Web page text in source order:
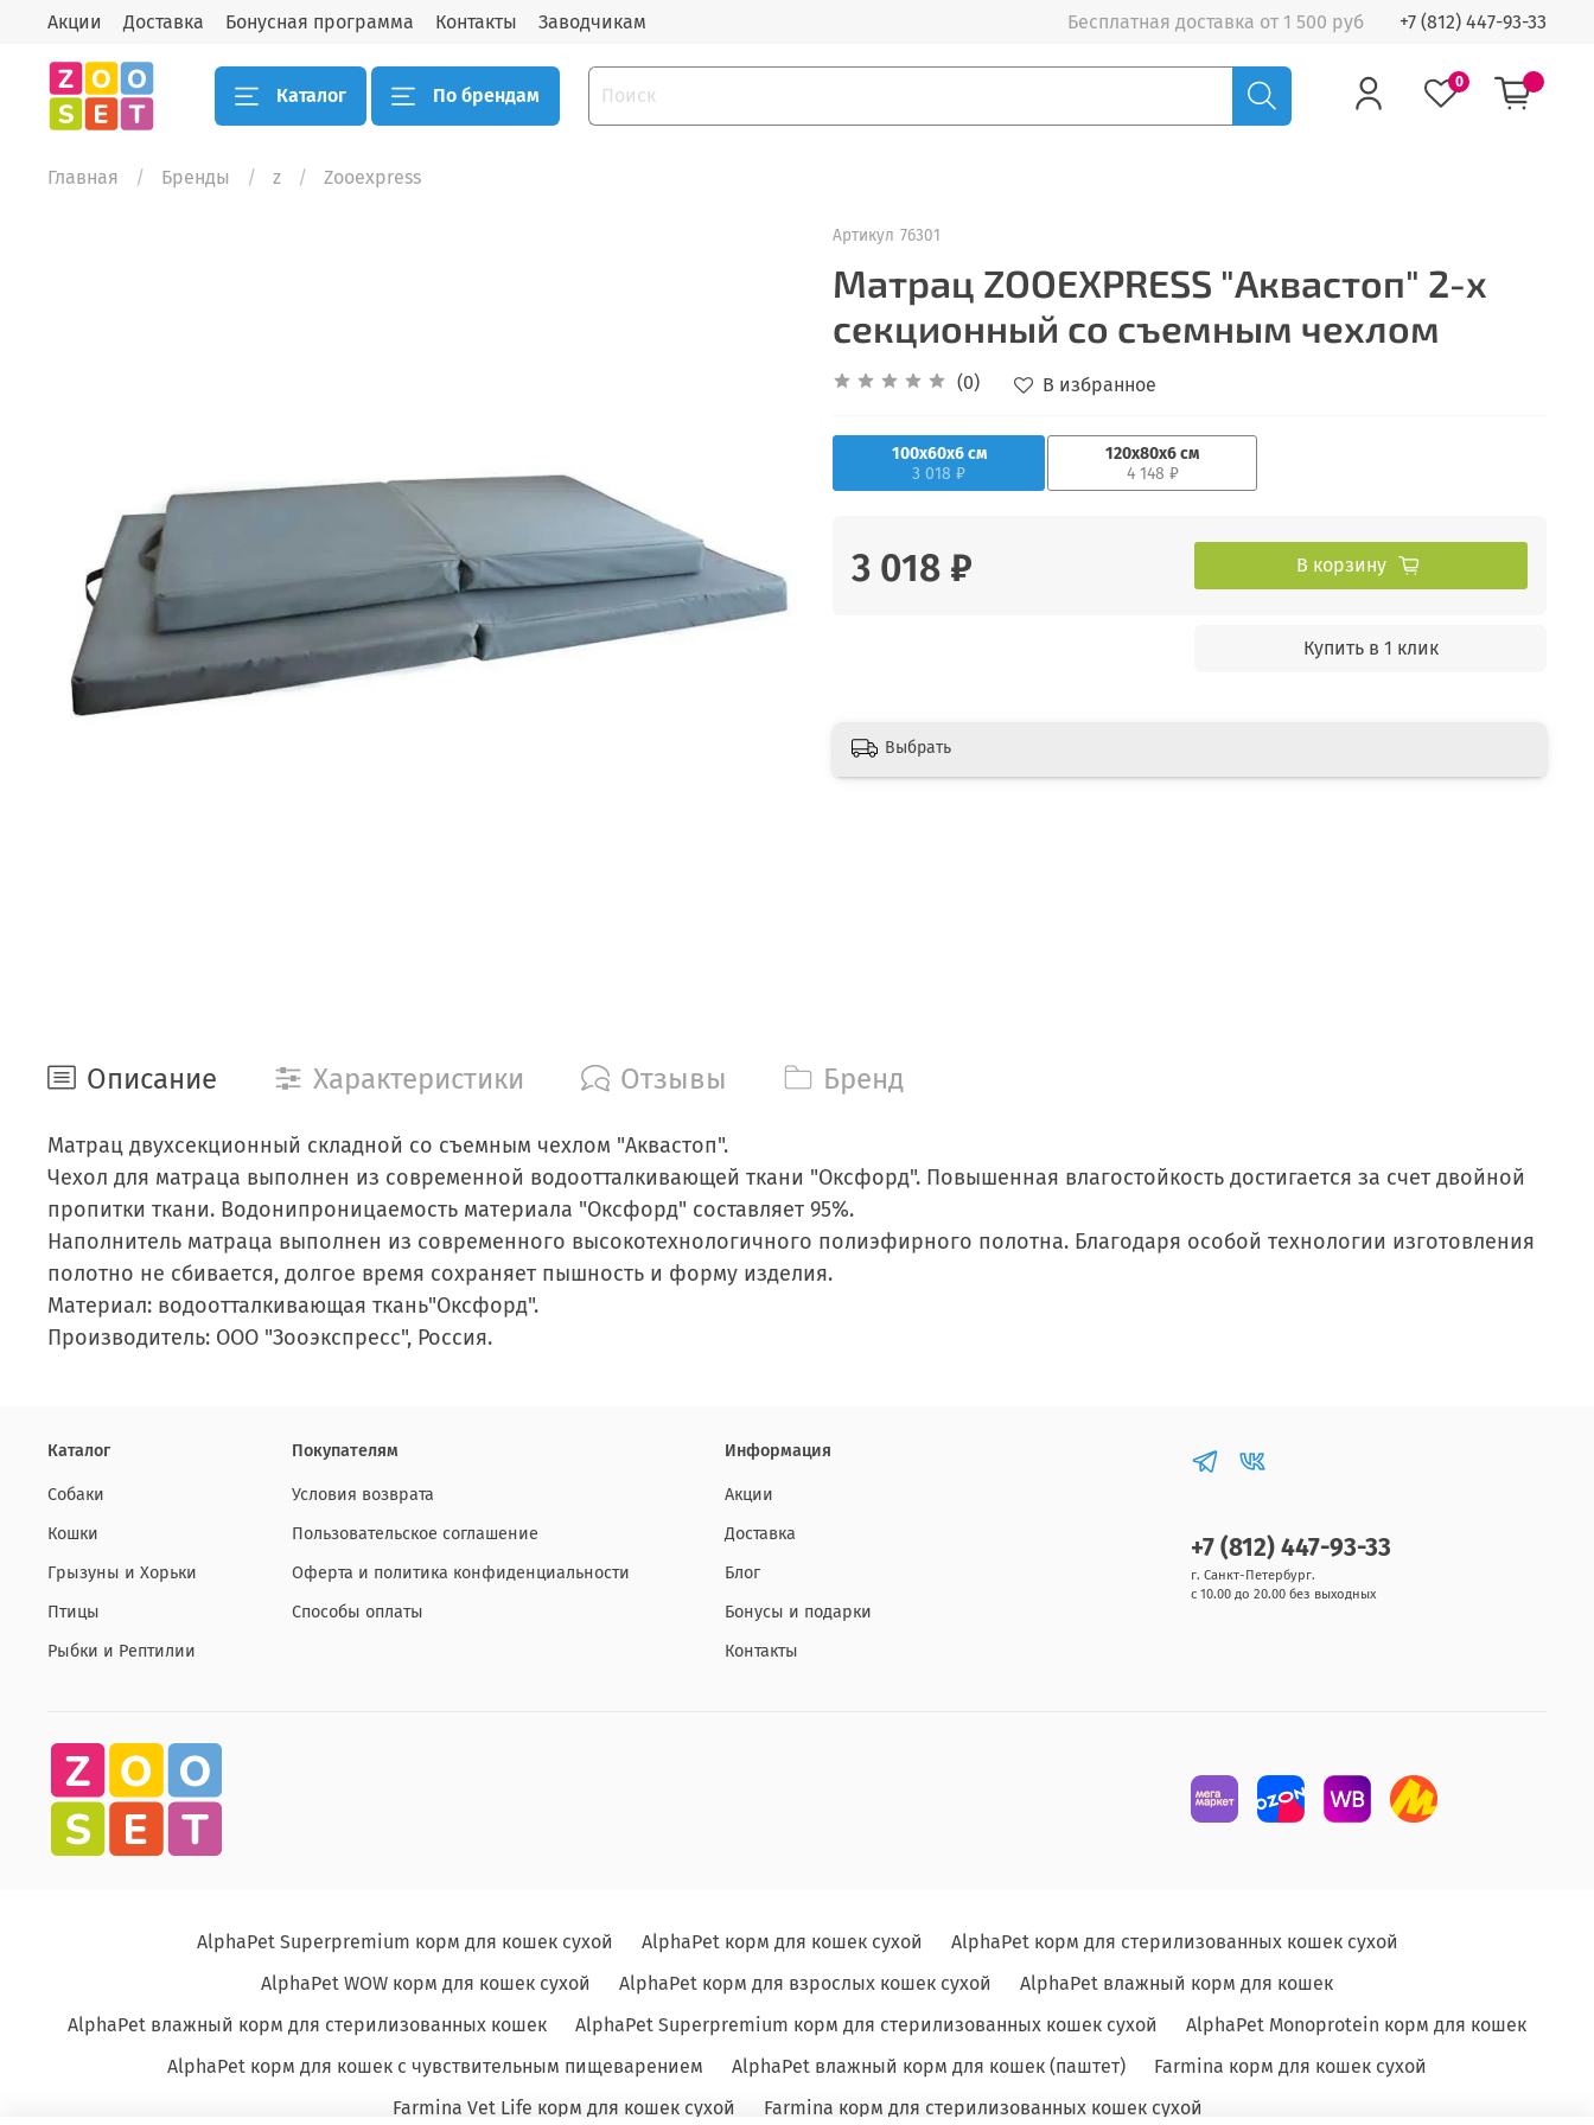
Акции Доставка Бонусная программа Контакты Заводчикам Бесплатная доставка от 1 500 руб +7 (812) 447-93-33
Каталог По брендам
0
Главная Бренды z Zooexpress
Артикул 76301
Матрац ZOOEXPRESS "Аквастоп" 2-х
секционный со съемным чехлом
(0) В избранное
100х60х6 см
3 018 ₽
120х80х6 см
4 148 ₽
3 018 ₽ В корзину
Купить в 1 клик
Выбрать
Описание Характеристики Отзывы Бренд
Матрац двухсекционный складной со съемным чехлом "Аквастоп".
Чехол для матраца выполнен из современной водоотталкивающей ткани "Оксфорд". Повышенная влагостойкость достигается за счет двойной
пропитки ткани. Водонипроницаемость материала "Оксфорд" составляет 95%.
Наполнитель матраца выполнен из современного высокотехнологичного полиэфирного полотна. Благодаря особой технологии изготовления
полотно не сбивается, долгое время сохраняет пышность и форму изделия.
Материал: водоотталкивающая ткань"Оксфорд".
Производитель: ООО "Зооэкспресс", Россия.
Каталог
Собаки
Кошки
Грызуны и Хорьки
Птицы
Рыбки и Рептилии
Покупателям
Условия возврата
Пользовательское соглашение
Оферта и политика конфиденциальности
Способы оплаты
Информация
Акции
Доставка
Блог
Бонусы и подарки
Контакты
+7 (812) 447-93-33
г. Санкт-Петербург.
с 10.00 до 20.00 без выходных
AlphaPet Superpremium корм для кошек сухой AlphaPet корм для кошек сухой
AlphaPet корм для стерилизованных кошек сухой
AlphaPet WOW корм для кошек сухой
AlphaPet корм для взрослых кошек сухой
AlphaPet влажный корм для кошек
AlphaPet влажный корм для стерилизованных кошек
AlphaPet Superpremium корм для стерилизованных кошек сухой
AlphaPet Monoprotein корм для кошек
AlphaPet корм для кошек с чувствительным пищеварением
AlphaPet влажный корм для кошек (паштет)
Farmina корм для кошек сухой
Farmina Vet Life корм для кошек сухой
Farmina корм для стерилизованных кошек сухой